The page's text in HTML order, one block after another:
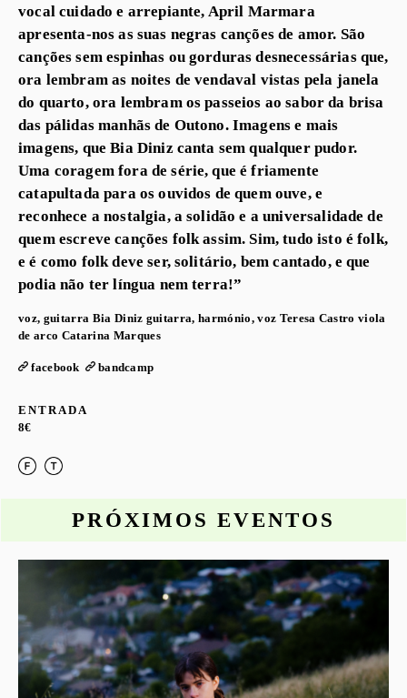
vocal cuidado e arrepiante, April Marmara
apresenta-nos as suas negras canções de amor. São
canções sem espinhas ou gorduras desnecessárias que,
ora lembram as noites de vendaval vistas pela janela
do quarto, ora lembram os passeios ao sabor da brisa
das pálidas manhãs de Outono. Imagens e mais
imagens, que Bia Diniz canta sem qualquer pudor.
Uma coragem fora de série, que é friamente
catapultada para os ouvidos de quem ouve, e
reconhece a nostalgia, a solidão e a universalidade de
quem escreve canções folk assim. Sim, tudo isto é folk,
e é como folk deve ser, solitário, bem cantado, e que
podia não ter língua nem terra!”
voz, guitarra Bia Diniz guitarra, harmónio, voz Teresa Castroviola
de arco Catarina Marques
facebook bandcamp
ENTRADA
8€
PRÓXIMOS EVENTOS